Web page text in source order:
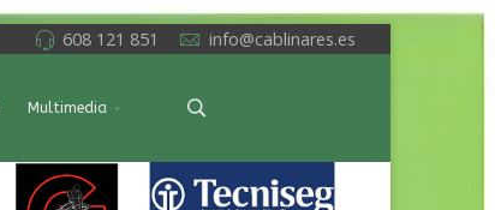
608 121 851 info@cablinares.es
Multimedia